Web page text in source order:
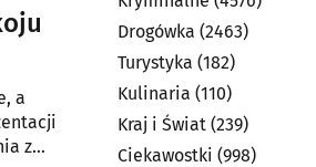
a
z
Drogówka (2463)
Turystyka (182)
Kulinaria (110)
Kraj i Świat (239)
Ciekawostki (998)